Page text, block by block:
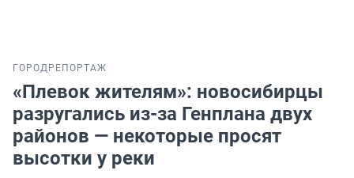
ГОРОД РЕПОРТАЖ
«Плевок жителям»: новосибирцы
разругались из-за Генплана двух
районов — некоторые просят
высотки у реки